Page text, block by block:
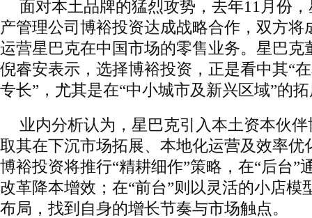
面对本土品牌的猛烈攻势，去年11月份
产管理公司博裕投资达成战略合作，双方将
运营星巴克在中国市场的零售业务。星巴克
倪睿安表示，选择博裕投资，正是看中其“
专长”，尤其是在“中小城市及新兴区域”的
业内分析认为，星巴克引入本土资本伙
取其在下沉市场拓展、本地化运营及效率优
博裕投资将推行“精耕细作”策略，在“后台”
改革降本增效；在“前台”则以灵活的小店模
布局，找到自身的增长节奏与市场触点。